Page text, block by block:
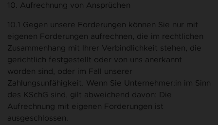
10. Aufrechnung von Ansprüchen
10.1 Gegen unsere Forderungen können Sie nur mit
eigenen Forderungen aufrechnen, die im rechtlichen
Zusammenhang mit Ihrer Verbindlichkeit stehen, die
gerichtlich festgestellt oder von uns anerkannt
worden sind, oder im Fall unserer
Zahlungsunfähigkeit. Wenn Sie Unternehmer:in im Sinn
des KSchG sind, gilt abweichend davon: Die
Aufrechnung mit eigenen Forderungen ist
ausgeschlossen.